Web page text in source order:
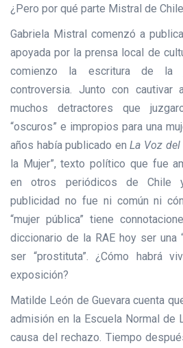
¿Pero por qué parte Mistral de
Gabriela Mistral comenzó a
apoyada por la prensa local de
comienzo la escritura de la
controversia. Junto con cautivar
muchos detractores que
“oscuros” e impropios para una
años había publicado enLa Voz del
la Mujer”, texto político que fue
en otros periódicos de Chile
publicidad no fue ni común ni
“mujer pública” tiene
diccionario de la RAE hoy ser una
ser “prostituta”. ¿Cómo habrá
exposición?
Matilde León de Guevara cuenta
admisión en la Escuela Normal de
causa del rechazo. Tiempo